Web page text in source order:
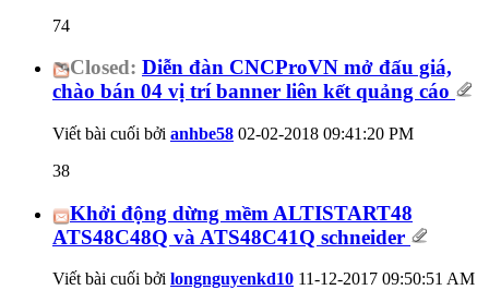
74
Closed: Diễn đàn CNCProVN mở đấu giá,
chào bán 04 vị trí banner liên kết quảng cáo
Viết bài cuối bởi anhbe58 02-02-2018 09:41:20 PM
38
Khởi động dừng mềm ALTISTART48
ATS48C48Q và ATS48C41Q schneider
Viết bài cuối bởi longnguyenkd10 11-12-2017 09:50:51 AM